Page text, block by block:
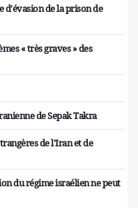
d'évasion de la prison de
« très graves » des
de Sepak Takra
de l'Iran et de
du régime israélien ne peut